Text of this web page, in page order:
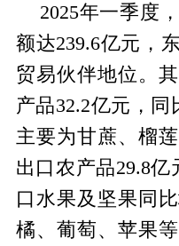
2025年一季度
额达239.6亿元，
贸易伙伴地位。
产品32.2亿元，同
主要为甘蔗、榴
出口农产品29.8亿
口水果及坚果同
橘、葡萄、苹果